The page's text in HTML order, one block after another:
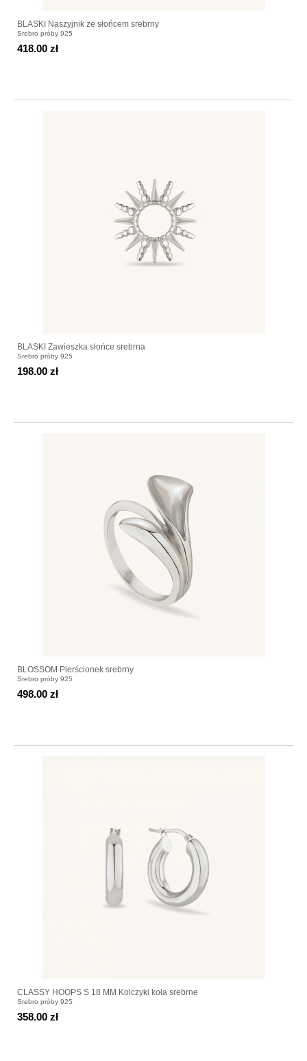
BLASKI Naszyjnik ze słońcem srebrny
Srebro próby 925
418.00 zł
BLASKI Zawieszka słońce srebrna
Srebro próby 925
198.00 zł
BLOSSOM Pierścionek srebrny
Srebro próby 925
498.00 zł
CLASSY HOOPS S 18 MM Kolczyki koła srebrne
Srebro próby 925
358.00 zł